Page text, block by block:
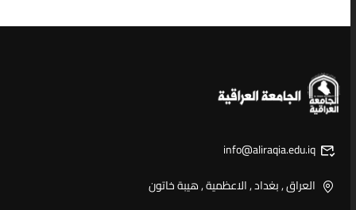
info@aliraqia.edu.iq
العراق , بغداد , الاعظمية , هيبة خاتون